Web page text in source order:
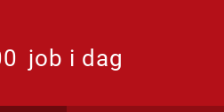
job i dag